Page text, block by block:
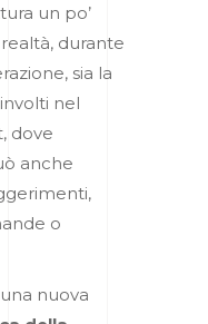
un po’
durante
sia la
nel
dove
anche
o
nuova